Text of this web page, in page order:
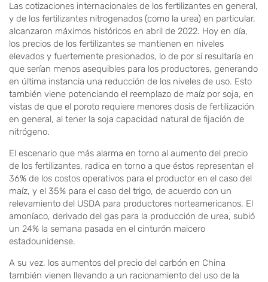
Las cotizaciones internacionales de los fertilizantes en general,
y de los fertilizantes nitrogenados (como la urea) en particular,
alcanzaron máximos históricos en abril de 2022. Hoy en día,
los precios de los fertilizantes se mantienen en niveles
elevados y fuertemente presionados, lo de por sí resultaría en
que serían menos asequibles para los productores, generando
en última instancia una reducción de los niveles de uso. Esto
también viene potenciando el reemplazo de maíz por soja, en
vistas de que el poroto requiere menores dosis de fertilización
en general, al tener la soja capacidad natural de fijación de
nitrógeno.
El escenario que más alarma en torno al aumento del precio
de los fertilizantes, radica en torno a que éstos representan el
36% de los costos operativos para el productor en el caso del
maíz, y el 35% para el caso del trigo, de acuerdo con un
relevamiento del USDA para productores norteamericanos. El
amoníaco, derivado del gas para la producción de urea, subió
un 24% la semana pasada en el cinturón maicero
estadounidense.
A su vez, los aumentos del precio del carbón en China
también vienen llevando a un racionamiento del uso de la